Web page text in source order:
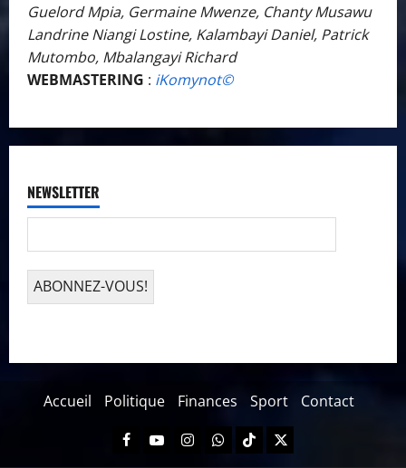
Guelord Mpia, Germaine Mwenze, Chanty Musawu
Landrine Niangi Lostine, Kalambayi Daniel, Patrick
Mutombo, Mbalangayi Richard
WEBMASTERING : iKomynot©️
NEWSLETTER
Accueil Politique Finances Sport Contact